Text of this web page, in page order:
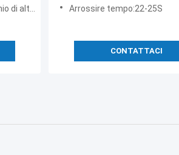
qualità
Arrossire tempo:22-25S
CONTATTACI